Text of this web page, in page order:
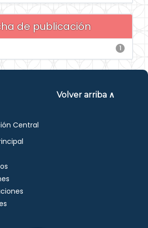
de publicación
1
Volver arriba ∧
Central